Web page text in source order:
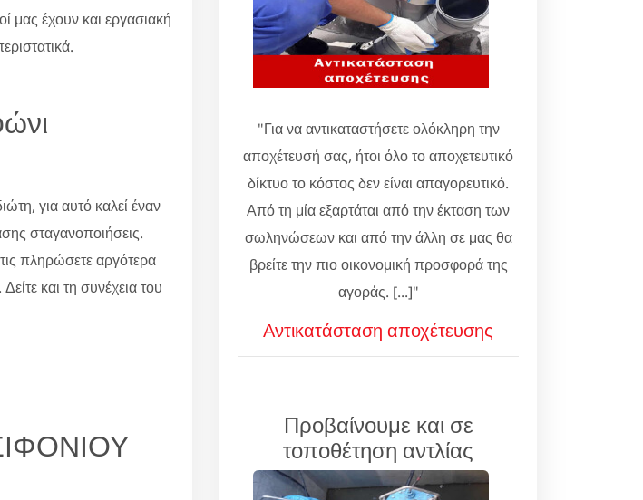
μας έχουν και εργασιακή
για αυτό καλεί έναν
σταγανοποιήσεις.
πληρώσετε αργότερα
και τη συνέχεια του
"Για να αντικαταστήσετε ολόκληρη την
αποχέτευσή σας, ήτοι όλο το αποχετευτικό
δίκτυο το κόστος δεν είναι απαγορευτικό.
Από τη μία εξαρτάται από την έκταση των
σωληνώσεων και από την άλλη σε μας θα
βρείτε την πιο οικονομική προσφορά της
αγοράς. [...]"
Αντικατάσταση αποχέτευσης
Προβαίνουμε και σε
τοποθέτηση αντλίας